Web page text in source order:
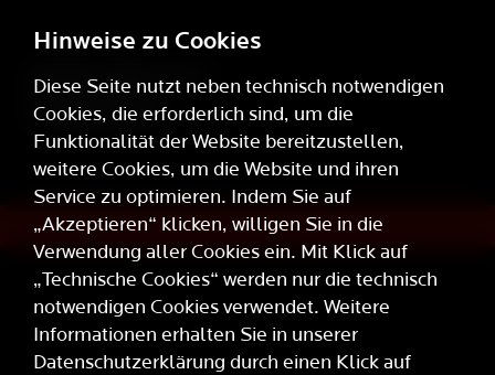
Saarlandstraße 40,
D-44866 Bochum
Hinweise zu Cookies
Diese Seite nutzt neben technisch notwendigen
Cookies, die erforderlich sind, um die
Funktionalität der Website bereitzustellen,
weitere Cookies, um die Website und ihren
Service zu optimieren. Indem Sie auf
„Akzeptieren“ klicken, willigen Sie in die
Verwendung aller Cookies ein. Mit Klick auf
„Technische Cookies“ werden nur die technisch
notwendigen Cookies verwendet. Weitere
Informationen erhalten Sie in unserer
Datenschutzerklärung durch einen Klick auf